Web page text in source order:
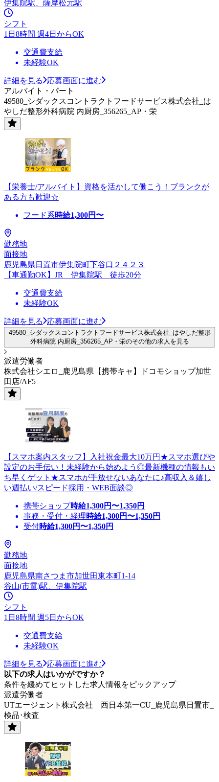
伊集院駅、薩摩松元駅
シフト
1日8時間 週4日からOK
交通費支給
未経験OK
詳細を見る
応募画面に進む
アルバイト・パート
49580_シダックスコントラクトフードサービス株式会社_は
やしだ整形外科病院 内厨房_356265_AP・栄
【栄養士/アルバイト】資格を活かして働こう！ブランクが
ある方も歓迎☆
フード系時給1,300円〜
勤務地
面接地
鹿児島県日置市伊集院町下谷口２４２３
【車通勤OK】JR 伊集院駅 徒歩20分
交通費支給
未経験OK
詳細を見る 応募画面に進む
49580_シダックスコントラクトフードサービス株式会社_はやしだ整形
外科病院 内厨房_356265_AP・栄のその他の求人を見る
派遣労働者
株式会社シエロ_鹿児島県【携帯キャ】ドコモショップ加世
田店/AF5
【スマホ案内スタッフ】入社祝金最大10万円★スマホ選びや
設定のお手伝い！未経験から始めよう◎最新機種の情報もい
ち早くゲット★スマホが手放せないあなたに♪高収入＆嬉し
い週払い/スピード採用・WEB面談◎
携帯ショップ時給1,300円〜1,350円
事務・受付・経理時給1,300円〜1,350円
受付時給1,300円〜1,350円
勤務地
面接地
鹿児島県南さつま市加世田東本町1-14
谷山(市電)駅、伊集院駅
シフト
1日8時間 週5日からOK
交通費支給
未経験OK
詳細を見る
応募画面に進む
以下の求人はいかがですか？
条件を緩めてヒットした求人情報をピックアップ
派遣労働者
UTエージェント株式会社 西日本第一CU_鹿児島県日置市_
検品･検査